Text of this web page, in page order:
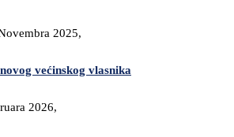
2025,
većinskog vlasnika
2026,